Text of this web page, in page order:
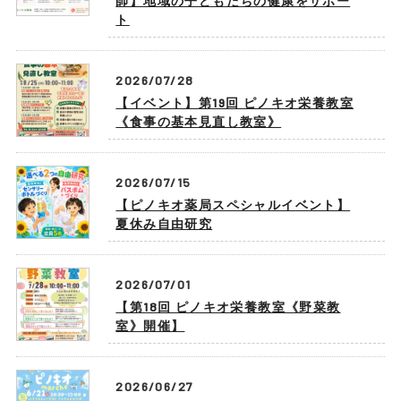
ト
2026/07/28
【イベント】第19回 ピノキオ栄養教室
《食事の基本見直し教室》
2026/07/15
【ピノキオ薬局スペシャルイベント】
夏休み自由研究
2026/07/01
【第18回 ピノキオ栄養教室《野菜教
室》開催】
2026/06/27